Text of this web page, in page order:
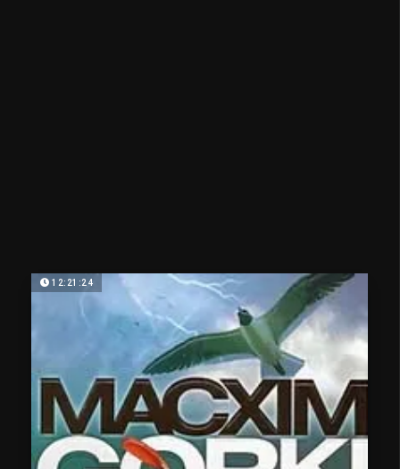
12:21:24